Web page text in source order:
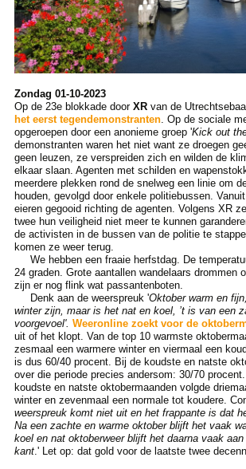
Zondag 01-10-2023
Op de 23e blokkade door XRvan de
het eerst tegendemonstranten. Op de sociale
opgeroepen door een anonieme groep 'Kick out
demonstranten waren het niet want ze droegen
geen leuzen, ze verspreiden zich en wilden de
elkaar slaan. Agenten met schilden en
meerdere plekken rond de snelweg een linie om
houden, gevolgd door enkele politiebussen.
eieren gegooid richting de agenten. Volgens XR
twee hun veiligheid niet meer te kunnen
de activisten in de bussen van de politie te
komen ze weer terug.
We hebben een fraaie herfstdag. De
24 graden. Grote aantallen wandelaars drommen
zijn er nog flink wat passantenboten.
Denk aan de weerspreuk 'Oktober warm en
winter zijn, maar is het nat en koel, ’t is van een
voorgevoel'. Weeronline zoekt voor de
uit of het klopt. Van de top 10 warmste
zesmaal een warmere winter en viermaal een
is dus 60/40 procent. Bij de koudste en natste
over die periode precies andersom: 30/70
koudste en natste oktobermaanden volgde
winter en zevenmaal een normale tot koudere.
weerspreuk komt niet uit en het frappante is dat
Na een zachte en warme oktober blijft het vaak
koel en nat oktoberweer blijft het daarna vaak
kant.' Let op: dat gold voor de laatste twee